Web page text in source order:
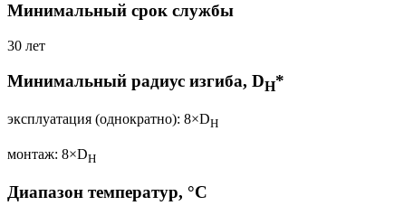
Минимальный срок службы
30 лет
Минимальный радиус изгиба, DH*
эксплуатация (однократно): 8×DH
монтаж: 8×DH
Диапазон температур, °С